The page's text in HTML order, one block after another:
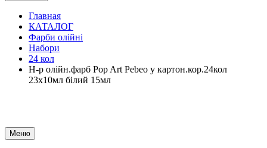
Главная
КАТАЛОГ
Фарби олійні
Набори
24 кол
Н-р олійн.фарб Pop Art Pebeo у картон.кор.24кол
23х10мл білий 15мл
Меню